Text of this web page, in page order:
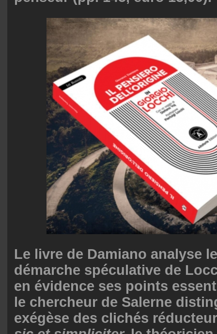
Le livre de Damiano analyse
démarche spéculative de
en évidence ses points
le chercheur de Salerne
exégèse des clichés